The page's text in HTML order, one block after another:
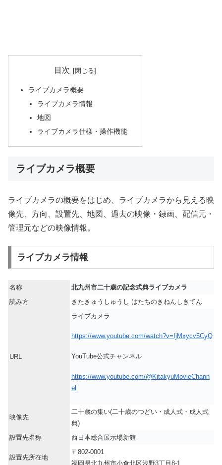
目次
ライブカメラ概要
ライブカメラ情報
地図
ライブカメラ仕様・操作機能
ライブカメラ概要
ライブカメラの概要をはじめ、ライブカメラから見える映
像先、方向、設置先、地図、過去の映像・録画、配信元・
管理元などの映像情報。
ライブカメラ情報
名称
北九州市二十歳の記念式典ライブカメラ
読み方
きたきゅうしゅうし はたちのきねんしきてん
URL
ライブカメラ
https://www.youtube.com/watch?v=IjMxycv5CyQ
YouTube公式チャンネル
https://www.youtube.com/@KitakyuMovieChann
el
映像先
二十歳の集い(二十歳のつどい・成人式・成人式
典)
設置先名称
西日本総合展示場新館
設置先所在地
〒802-0001
福岡県北九州市小倉北区浅野3丁目8-1